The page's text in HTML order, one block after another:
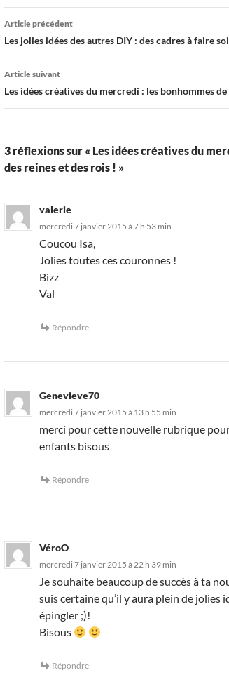
Navigation
des
articles
Article précédent
Les jolies idées des autres DIY : des cadres à faire
Article suivant
Les idées créatives du mercredi : les bonhommes
3 réflexions sur « Les idées créatives du
des reines et des rois ! »
valerie
mercredi 7 janvier 2015 à 7 h 53 min
Coucou Isa,
Jolies toutes ces couronnes !
Bizz
Val
Répondre
Genevieve70
mercredi 7 janvier 2015 à 13 h 55 min
merci pour cette nouvelle rubrique
enfants bisous
Répondre
VéroO
mercredi 7 janvier 2015 à 22 h 39 min
Je souhaite beaucoup de succès à ta
suis certaine qu’il y aura plein de jolies
épingler ;)!
Bisous
Répondre